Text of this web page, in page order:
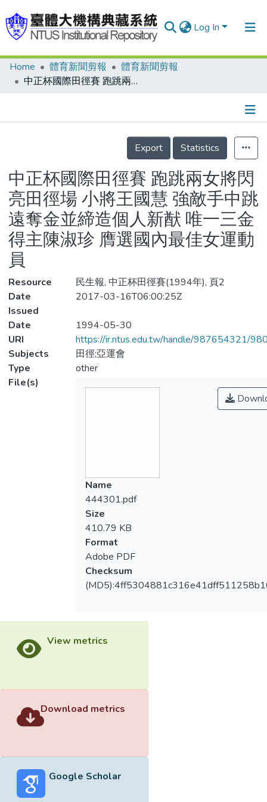
Log In
Communities & Collections
Statistics
Home 體育新聞剪報
體育新聞剪報
中正杯國際田徑賽 跑跳兩女將閃亮田徑場 小將王國慧 強敵手中跳遠奪金並締造個人新猷 唯一三金得主陳淑珍 膺選國內最佳女運動員
Details
Export
Statistics
中正杯國際田徑賽 跑跳兩女將閃
亮田徑場 小將王國慧 強敵手中跳
遠奪金並締造個人新猷 唯一三金
得主陳淑珍 膺選國內最佳女運動
員
Resource
民生報, 中正杯田徑賽(1994年), 頁2
Date
Issued
2017-03-16T06:00:25Z
Date
1994-05-30
URI
https://ir.ntus.edu.tw/handle/987654321/
Subjects
田徑;亞運會
Type
other
File(s)
Name
444301.pdf
Size
410.79 KB
Format
Adobe PDF
Checksum
View metrics
Download metrics
Google Scholar